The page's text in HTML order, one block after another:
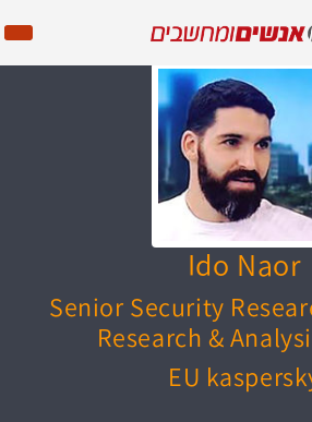
Ido Naor
Senior Security
Research &
EU